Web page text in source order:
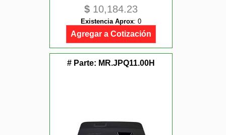
$ 10,184.23
Existencia Aprox: 0
Agregar a Cotización
# Parte: MR.JPQ11.00H